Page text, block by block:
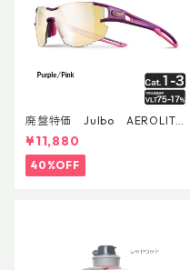
廃盤特価 Julbo AEROLITE
AsianFit
¥11,880
40%OFF